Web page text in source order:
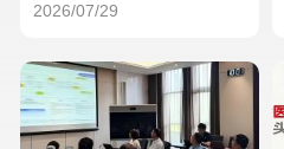
2026/07/29